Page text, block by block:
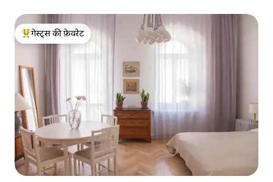
गेस्ट्स का टॉप फ़ेवरेट
गेस्ट्स की फ़ेवरेट